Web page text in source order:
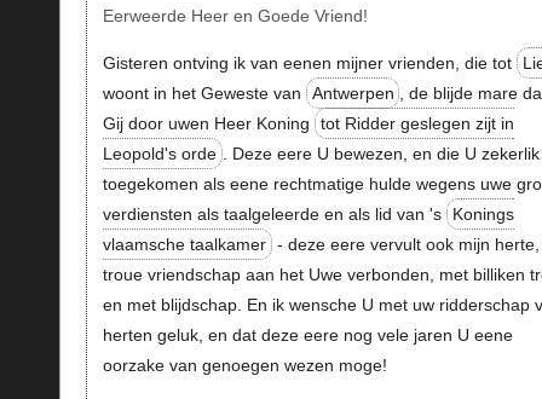
Eerweerde Heer en Goede Vriend!
Gisteren ontving ik van eenen mijner vrienden, die tot
woont in het Geweste van
Antwerpen
, de blijde mare
Gij door uwen Heer Koning
tot Ridder geslegen zijt in
Leopold's orde . Deze eere U bewezen, en die U zekerlik
toegekomen als eene rechtmatige hulde wegens uwe
verdiensten als taalgeleerde en als lid van 's
Konings
vlaamsche taalkamer - deze eere vervult ook mijn herte,
troue vriendschap aan het Uwe verbonden, met billiken
en met blijdschap. En ik wensche U met uw ridderschap
herten geluk, en dat deze eere nog vele jaren U eene
oorzake van genoegen wezen moge!